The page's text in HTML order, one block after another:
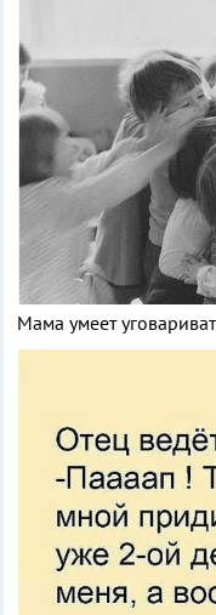
Мама умеет